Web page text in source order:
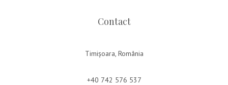
Contact
Timișoara, România
+40 742 576 537